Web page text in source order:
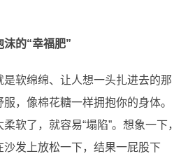
的“幸福肥”
软绵绵、让人想一头扎进去的那
，像棉花糖一样拥抱你的身体。
软了，就容易“塌陷”。想象一下，
发上放松一下，结果一屁股下